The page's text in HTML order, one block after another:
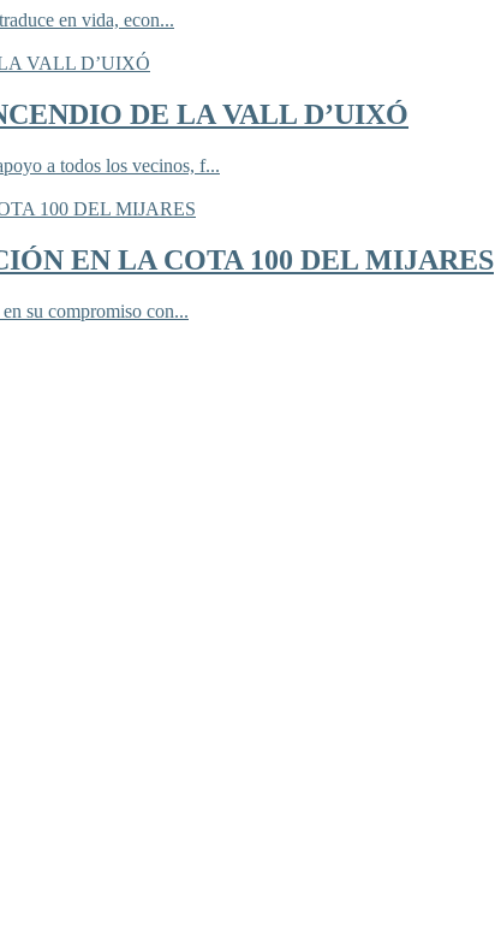
en vida, econ...
DE LA VALL D’UIXÓ
a todos los vecinos, f...
EN LA COTA 100 DEL MIJARES
su compromiso con...